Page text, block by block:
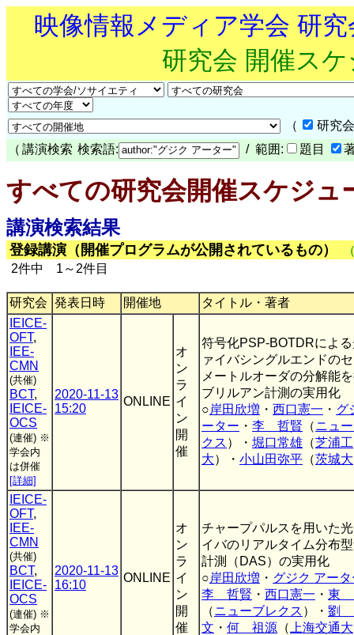
映像情報メディア学会 研
研究会 開催ス
（
研究
（ 講演検索 検索語: / 範囲: 題目
すべての研究会開催スケジュ
講演検索結果
登録講演（開催プログラムが公開されているもの）
2件中 1～2件目
研究会 発表日時 開催地
タイトル・著者
IEICE-
OFT,
IEE-
CMN
(共催)
BCT,
IEICE-
OCS
(連催) ※
学会内
は併催
[詳細]
2020-11-13
15:20
ONLINE
オ
ン
ラ
イ
ン
開
催
符号化PSP-BOTDRによ
ァイバシングルエンドの
メートルオーダの分解能
ブリルアン計測の実用化
○岸田欣増 ・ 西口憲一 ・ グ
ーター ・ 李 哲賢 （ニュ
クス ）・ 堀口常雄 （芝浦工
大）・ 小山田弥平 （茨城大
IEICE-
OFT,
IEE-
CMN
(共催)
BCT,
IEICE-
OCS
(連催) ※
学会内
2020-11-13
16:10
ONLINE
オ
ン
ラ
イ
ン
開
催
チャープパルスを用いた
イバのリアルタイム分布
計測（DAS）の実用化
○岸田欣増 ・ グジク アータ
李 哲賢 ・ 西口憲一 ・ 東
（ニューブレクス ）・ 劉
文 ・ 何 祖源 （ 上海交通大